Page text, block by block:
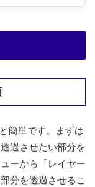
簡単です。まずは
過させたい部分を
ーから「レイヤー
分を透過させるこ